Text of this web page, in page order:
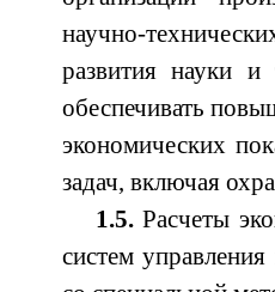
научно-
развития науки
обеспечивать
экономических
задач, включая
1.5.Расчеты
систем